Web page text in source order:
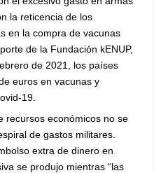
la reticencia de los
en la compra de vacunas
de la Fundación kENUP,
de 2021, los países
euros en vacunas y
19.
recursos económicos no se
de gastos militares.
extra de dinero en
se produjo mientras “las